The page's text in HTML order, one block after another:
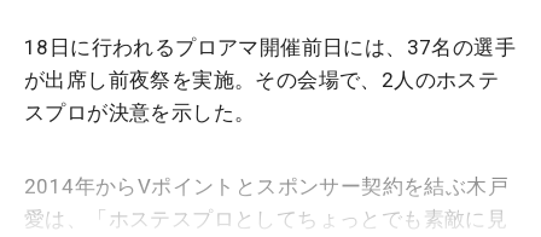
18日に行われるプロアマ開催前日には、37名の選手
が出席し前夜祭を実施。その会場で、2人のホステ
スプロが決意を示した。
2014年からVポイントとスポンサー契約を結ぶ木戸
愛は、「ホステスプロとしてちょっとでも素敵に見